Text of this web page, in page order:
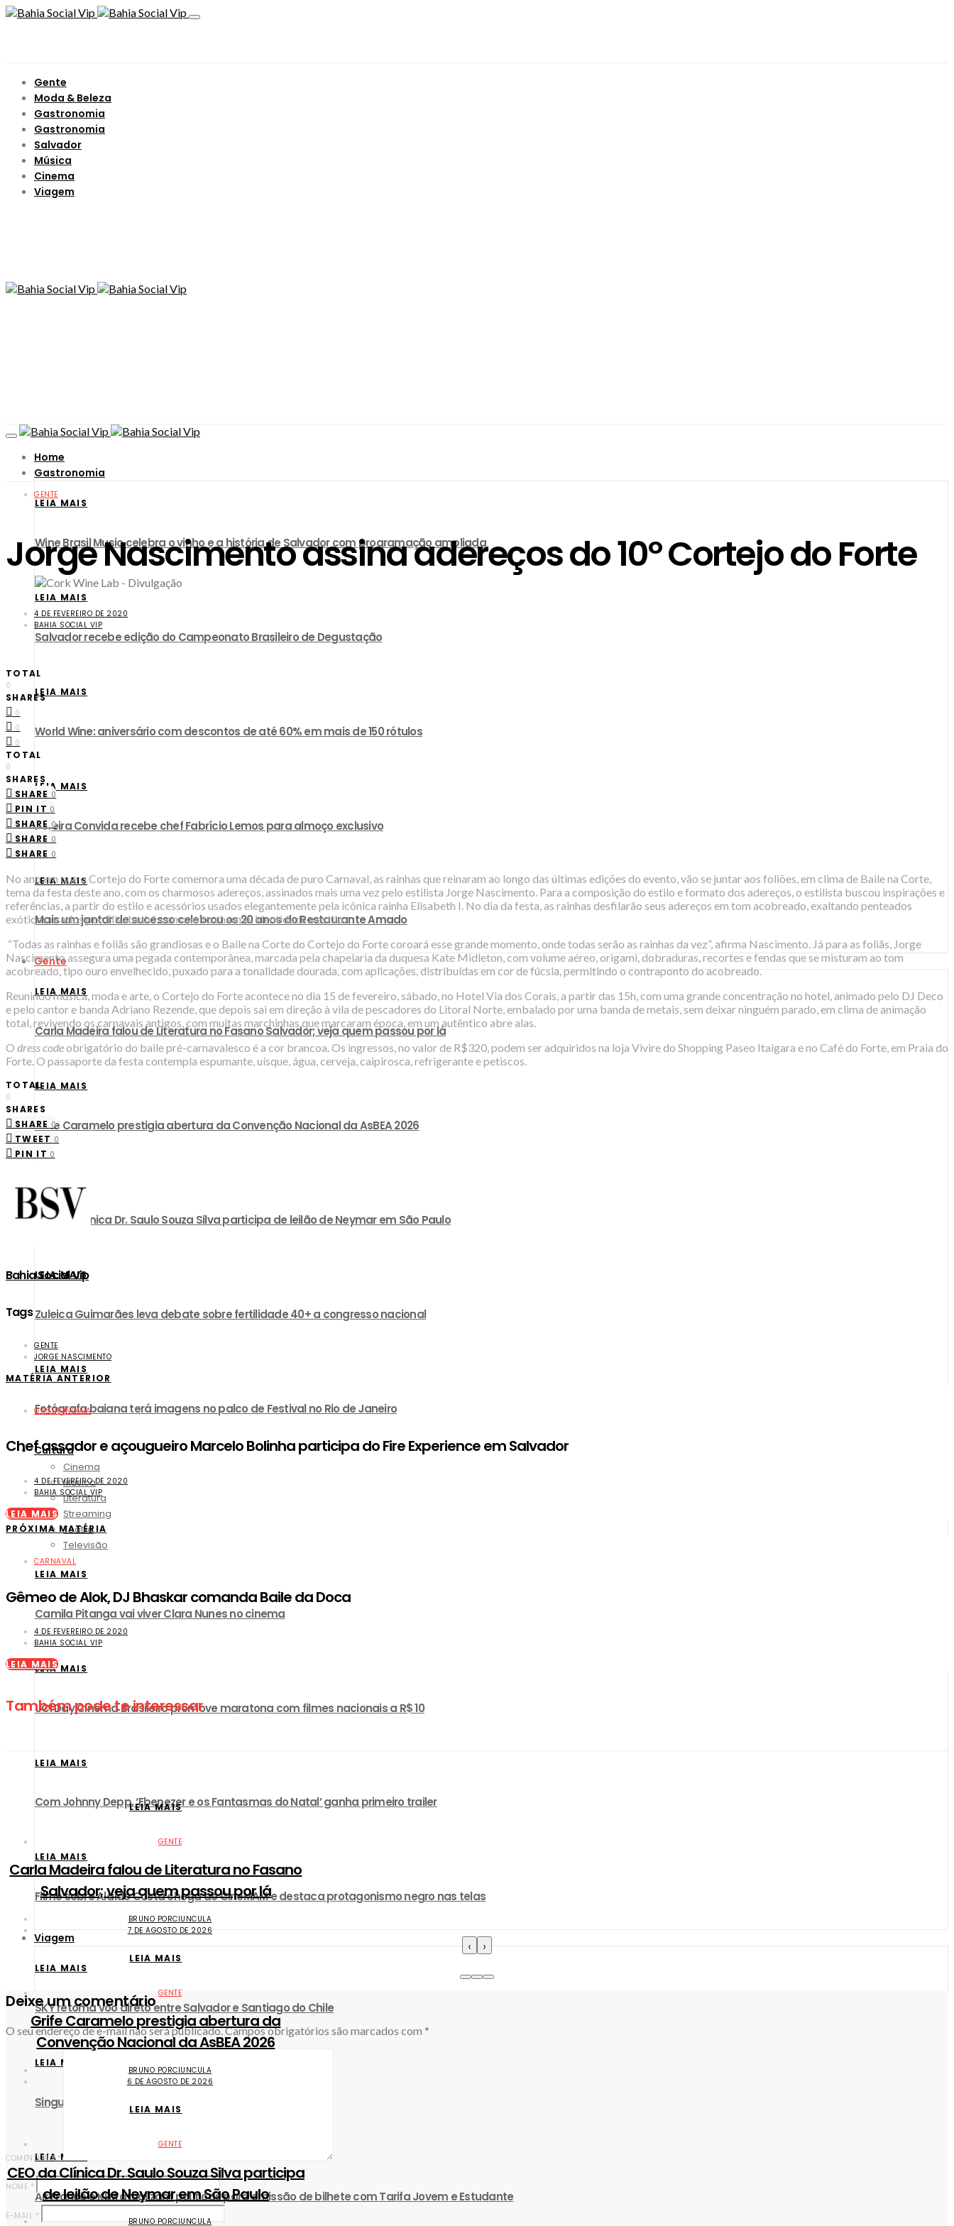
Gente
Moda & Beleza
Gastronomia
Gastronomia
Salvador
Música
Cinema
Viagem
Home
Gastronomia
LEIA MAIS
Wine Brasil Music celebra o vinho e a história de Salvador com programação ampliada
LEIA MAIS
​Salvador recebe edição do Campeonato Brasileiro de Degustação
LEIA MAIS
World Wine: aniversário com descontos de até 60% em mais de 150 rótulos
LEIA MAIS
Pereira Convida recebe chef Fabrício Lemos para almoço exclusivo
LEIA MAIS
Mais um jantar de sucesso celebrou os 20 anos do Restaurante Amado
Gente
LEIA MAIS
Carla Madeira falou de Literatura no Fasano Salvador; veja quem passou por lá
LEIA MAIS
Grife Caramelo prestigia abertura da Convenção Nacional da AsBEA 2026
CEO da Clínica Dr. Saulo Souza Silva participa de leilão de Neymar em São Paulo
LEIA MAIS
Zuleica Guimarães leva debate sobre fertilidade 40+ a congresso nacional
LEIA MAIS
Fotógrafa baiana terá imagens no palco de Festival no Rio de Janeiro
Cultura
Cinema
Música
Literatura
Streaming
Teatro
Televisão
LEIA MAIS
Camila Pitanga vai viver Clara Nunes no cinema
LEIA MAIS
UCI Day Cinema Brasileiro promove maratona com filmes nacionais a R$ 10
LEIA MAIS
Com Johnny Depp, ‘Ebenezer e os Fantasmas do Natal’ ganha primeiro trailer
LEIA MAIS
Filme sobre Alaíde Costa chega ao CineMAM e destaca protagonismo negro nas telas
Viagem
LEIA MAIS
SKY retoma voo direto entre Salvador e Santiago do Chile
LEIA MAIS
Singular Luxury Travel revela o novo mapa do luxo na Ásia
LEIA MAIS
Air France e KLM atualizam políticas para emissão de bilhete com Tarifa Jovem e Estudante
GENTE
Jorge Nascimento assina adereços do 10º Cortejo do Forte
4 DE FEVEREIRO DE 2020
BAHIA SOCIAL VIP
TOTAL
0
SHARES
0
0
0
TOTAL
0
SHARES
SHARE 0
PIN IT 0
SHARE 0
SHARE 0
SHARE 0
No ano em que o Cortejo do Forte comemora uma década de puro Carnaval, as rainhas que reinaram ao longo das últimas edições do evento, vão se juntar aos foliões, em clima de Baile na Corte,
tema da festa deste ano, com os charmosos adereços, assinados mais uma vez pelo estilista Jorge Nascimento. Para a composição do estilo e formato dos adereços, o estilista buscou inspirações e
referências, a partir do estilo e acessórios usados elegantemente pela icônica rainha Elisabeth I. No dia da festa, as rainhas desfilarão seus adereços em tom acobreado, exaltando penteados
exóticos usados por Elisabeth I, com muito charme, identidade e estilo.
“Todas as rainhas e foliãs são grandiosas e o Baile na Corte do Cortejo do Forte coroará esse grande momento, onde todas serão as rainhas da vez”, afirma Nascimento. Já para as foliãs, Jorge
Nascimento assegura uma pegada contemporânea, marcada pela chapelaria da duquesa Kate Midleton, com volume aéreo, origami, dobraduras, recortes e fendas que se misturam ao tom
acobreado, tipo ouro envelhecido, puxado para a tonalidade dourada, com aplicações, distribuídas em cor de fúcsia, permitindo o contraponto do acobreado.
Reunindo música, moda e arte, o Cortejo do Forte acontece no dia 15 de fevereiro, sábado, no Hotel Via dos Corais, a partir das 15h, com uma grande concentração no hotel, animado pelo DJ Deco
e pelo cantor e banda Adriano Rezende, que depois sai em direção à vila de pescadores do Litoral Norte, embalado por uma banda de metais, sem deixar ninguém parado, em clima de animação
total, revivendo os carnavais antigos, com muitas marchinhas que marcaram época, em um autêntico abre alas.
O dress codeobrigatório do baile pré-carnavalesco é a cor brancoa. Os ingressos, no valor de R$320, podem ser adquiridos na loja Vivire do Shopping Paseo Itaigara e no Café do Forte, em Praia do
Forte. O passaporte da festa contempla espumante, uísque, água, cerveja, caipirosca, refrigerante e petiscos.
TOTAL
0
SHARES
SHARE 0
TWEET 0
PIN IT 0
Bahia Social Vip
Tags
GENTE
JORGE NASCIMENTO
MATÉRIA ANTERIOR
GASTRONOMIA
Chef assador e açougueiro Marcelo Bolinha participa do Fire Experience em Salvador
4 DE FEVEREIRO DE 2020
BAHIA SOCIAL VIP
LEIA MAIS
PRÓXIMA MATÉRIA
CARNAVAL
Gêmeo de Alok, DJ Bhaskar comanda Baile da Doca
4 DE FEVEREIRO DE 2020
BAHIA SOCIAL VIP
LEIA MAIS
Também pode te interessar
LEIA MAIS
GENTE
Carla Madeira falou de Literatura no Fasano
Salvador; veja quem passou por lá
BRUNO PORCIUNCULA
7 DE AGOSTO DE 2026
LEIA MAIS
GENTE
Grife Caramelo prestigia abertura da
Convenção Nacional da AsBEA 2026
BRUNO PORCIUNCULA
6 DE AGOSTO DE 2026
LEIA MAIS
GENTE
CEO da Clínica Dr. Saulo Souza Silva participa
de leilão de Neymar em São Paulo
BRUNO PORCIUNCULA
‹ ›
Deixe um comentário
O seu endereço de e-mail não será publicado.Campos obrigatórios são marcados com *
COMENTÁRIO *
NOME *
E-MAIL *